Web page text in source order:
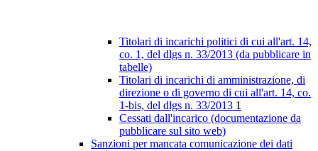
Titolari di incarichi politici di cui all'art. 14,
co. 1, del dlgs n. 33/2013 (da pubblicare in
tabelle)
Titolari di incarichi di amministrazione, di
direzione o di governo di cui all'art. 14, co.
1-bis, del dlgs n. 33/2013 1
Cessati dall'incarico (documentazione da
pubblicare sul sito web)
Sanzioni per mancata comunicazione dei dati